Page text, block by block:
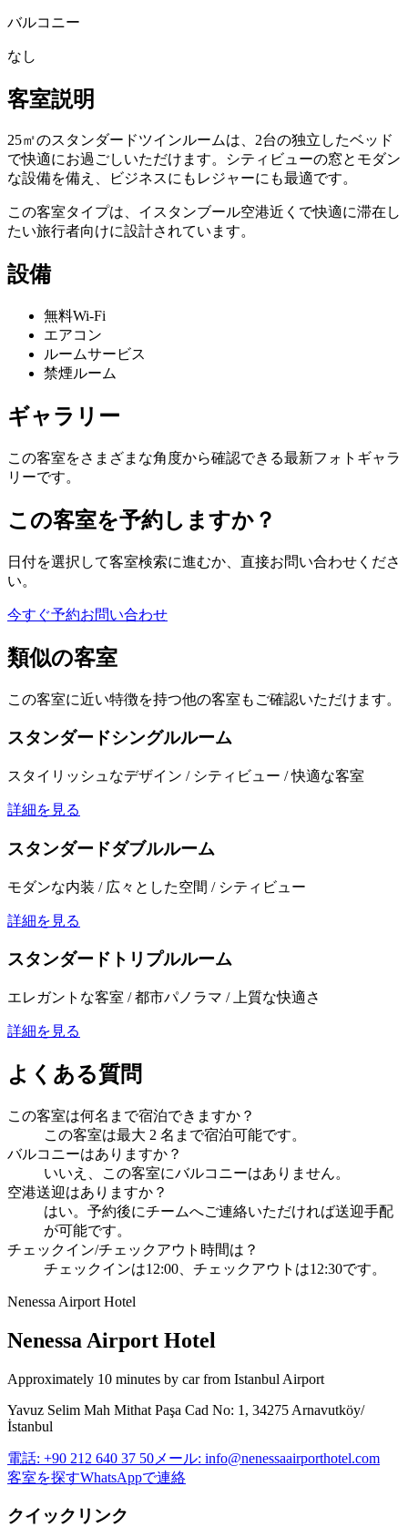
バルコニー
なし
客室説明
25㎡のスタンダードツインルームは、2台の独立したベッド
で快適にお過ごしいただけます。シティビューの窓とモダン
な設備を備え、ビジネスにもレジャーにも最適です。
この客室タイプは、イスタンブール空港近くで快適に滞在し
たい旅行者向けに設計されています。
設備
無料Wi-Fi
エアコン
ルームサービス
禁煙ルーム
ギャラリー
この客室をさまざまな角度から確認できる最新フォトギャラ
リーです。
この客室を予約しますか？
日付を選択して客室検索に進むか、直接お問い合わせくださ
い。
今すぐ予約お問い合わせ
類似の客室
この客室に近い特徴を持つ他の客室もご確認いただけます。
スタンダードシングルルーム
スタイリッシュなデザイン / シティビュー / 快適な客室
詳細を見る
スタンダードダブルルーム
モダンな内装 / 広々とした空間 / シティビュー
詳細を見る
スタンダードトリプルルーム
エレガントな客室 / 都市パノラマ / 上質な快適さ
詳細を見る
よくある質問
この客室は何名まで宿泊できますか？
この客室は最大 2 名まで宿泊可能です。
バルコニーはありますか？
いいえ、この客室にバルコニーはありません。
空港送迎はありますか？
はい。予約後にチームへご連絡いただければ送迎手配
が可能です。
チェックイン/チェックアウト時間は？
チェックインは12:00、チェックアウトは12:30です。
Nenessa Airport Hotel
Nenessa Airport Hotel
Approximately 10 minutes by car from Istanbul Airport
Yavuz Selim Mah Mithat Paşa Cad No: 1, 34275 Arnavutköy/
İstanbul
電話: +90 212 640 37 50 メール: info@nenessaairporthotel.com
客室を探すWhatsAppで連絡
クイックリンク